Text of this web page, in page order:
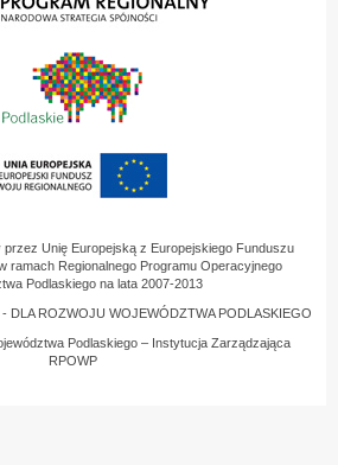
przez Unię Europejską z Europejskiego Funduszu
ramach Regionalnego Programu Operacyjnego
Podlaskiego na lata 2007-2013
DLA ROZWOJU WOJEWÓDZTWA PODLASKIEGO
Podlaskiego – Instytucja Zarządzająca
RPOWP